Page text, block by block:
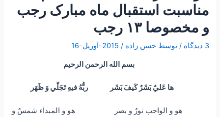
مناسبت استقبال ماه مبارک رجب
و مخصوصا ۱۳ رجب
3 دیدگاه / توسطحسن زاده/ 2015-آوریل-16
بسم الله الرحمن الرحيم
ها عَليٌ بَشَرٌ كَيفَ بَشَر ربُّهُ فيهِ تَجَلّي وَ ظَهَر
هو و الواجب نورٌ و بصر هو و المبداء شمسٌ و